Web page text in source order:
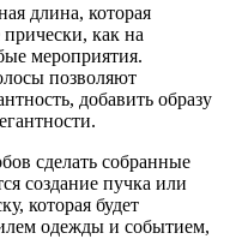
длина, которая
прически, как на
мероприятия.
позволяют
добавить образу
сделать собранные
создание пучка или
которая будет
одежды и событием,